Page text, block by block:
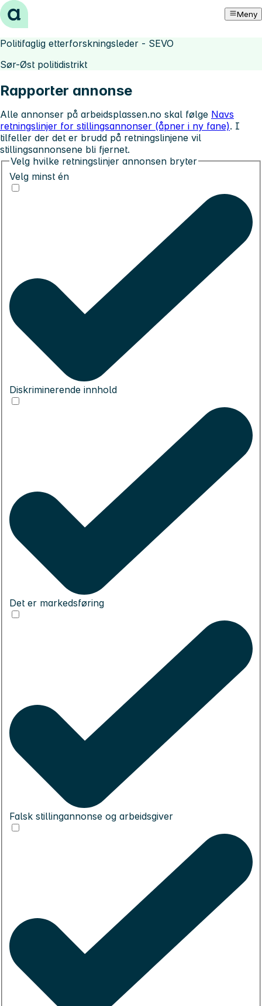
Hopp til innhold Meny
Politifaglig etterforskningsleder - SEVO
Sør-Øst politidistrikt
Rapporter annonse
Alle annonser på arbeidsplassen.no skal følge Navs
retningslinjer for stillingsannonser (åpner i ny fane). I
tilfeller der det er brudd på retningslinjene vil
stillingsannonsene bli fjernet.
Velg hvilke retningslinjer annonsen bryter
Velg minst én
Diskriminerende innhold
Det er markedsføring
Falsk stillingannonse og arbeidsgiver